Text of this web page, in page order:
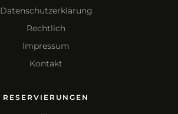
Datenschutzerklärung
Rechtlich
Impressum
Kontakt
RESERVIERUNGEN